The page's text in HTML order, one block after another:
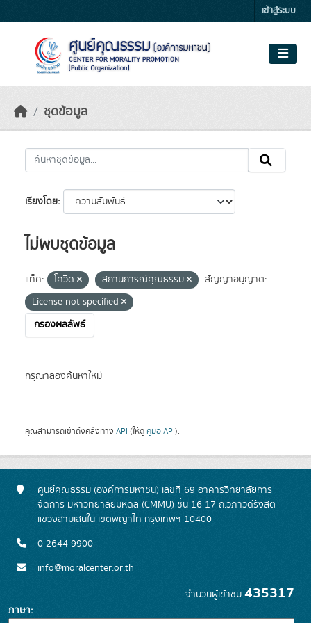
เข้าสู่ระบบ
ชุดข้อมูล
เรียงโดย
ไม่พบชุดข้อมูล
แท็ค: โควิด สถานการณ์คุณธรรม
สัญญาอนุญาต:
License not specified
กรองผลลัพธ์
กรุณาลองค้นหาใหม่
คุณสามารถเข้าถึงคลังทาง API (ให้ดู คู่มือ API).
ศูนย์คุณธรรม (องค์การมหาชน) เลขที่ 69 อาคารวิทยาลัยการ
จัดการ มหาวิทยาลัยมหิดล (CMMU) ชั้น 16-17 ถ.วิภาวดีรังสิต
แขวงสามเสนใน เขตพญาไท กรุงเทพฯ 10400
0-2644-9900
info@moralcenter.or.th
จำนวนผู้เข้าชม 435317
ภาษา